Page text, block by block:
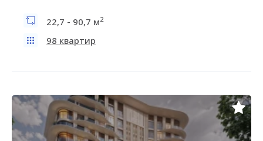
22,7 - 90,7 м2
98 квартир